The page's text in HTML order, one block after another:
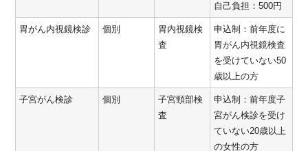
自己負担：500円
胃がん内視鏡検診 個別
胃内視鏡検
査
申込制：前年度に
胃がん内視鏡検査
を受けていない50
歳以上の方
子宮がん検診 個別
子宮頸部検
査
申込制：前年度子
宮がん検診を受け
ていない20歳以上
の女性の方